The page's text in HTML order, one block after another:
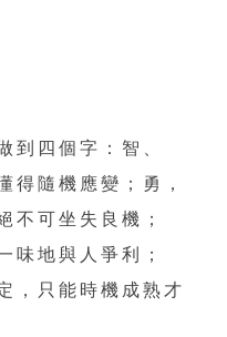
到四個字：智、
得隨機應變；勇，
不可坐失良機；
味地與人爭利；
，只能時機成熟才